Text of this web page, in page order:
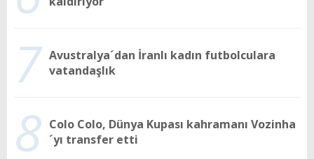
7 Avustralya´dan İranlı kadın futbolculara
vatandaşlık
8 Colo Colo, Dünya Kupası kahramanı Vozinha
´yı transfer etti